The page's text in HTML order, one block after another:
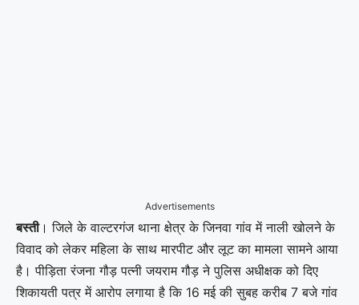
Advertisements
बस्ती। जिले के वाल्टरगंज थाना क्षेत्र के जिनवा गांव में नाली खोलने के
विवाद को लेकर महिला के साथ मारपीट और लूट का मामला सामने आया
है। पीड़िता रंजना गौड़ पत्नी जयराम गौड़ ने पुलिस अधीक्षक को दिए
शिकायती पत्र में आरोप लगाया है कि 16 मई की सुबह करीब 7 बजे गांव